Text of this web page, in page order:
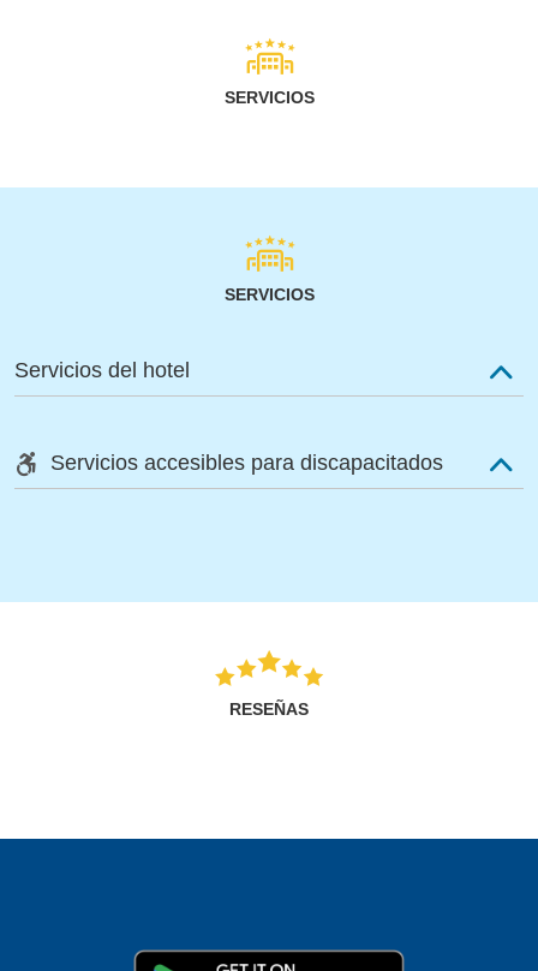
SERVICIOS
SERVICIOS
Servicios del hotel
Servicios accesibles para discapacitados
RESEÑAS